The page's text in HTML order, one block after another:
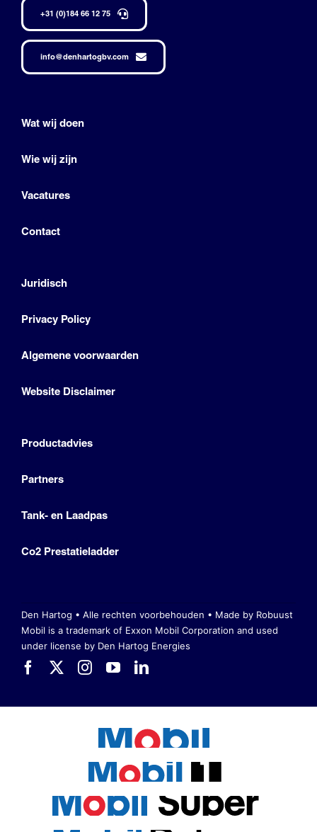
+31 (0)184 66 12 75
info@denhartogbv.com
Wat wij doen
Wie wij zijn
Vacatures
Contact
Juridisch
Privacy Policy
Algemene voorwaarden
Website Disclaimer
Productadvies
Partners
Tank- en Laadpas
Co2 Prestatieladder
Den Hartog • Alle rechten voorbehouden • Made by Robuust
Mobil is a trademark of Exxon Mobil Corporation and used
under license by Den Hartog Energies